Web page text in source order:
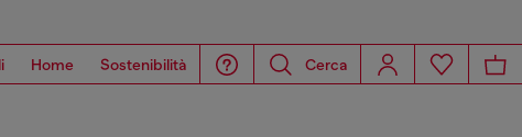
Home Sostenibilità Cerca